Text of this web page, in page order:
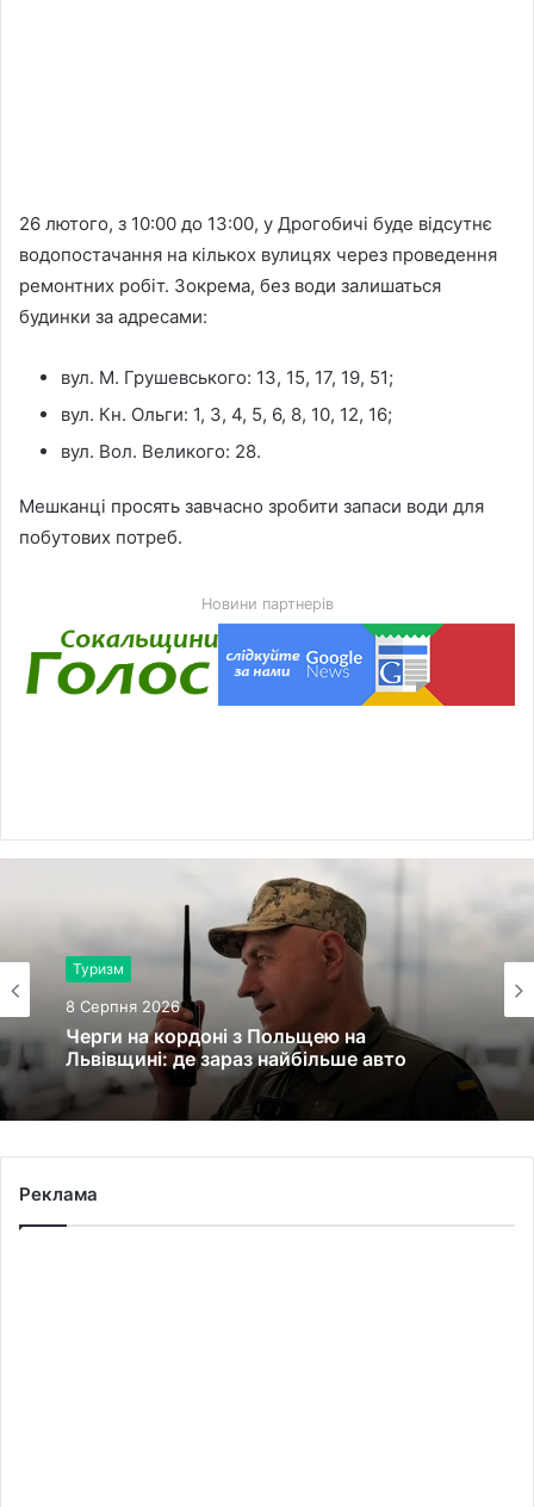
26 лютого, з 10:00 до 13:00, у Дрогобичі буде відсутнє
водопостачання на кількох вулицях через проведення
ремонтних робіт. Зокрема, без води залишаться
будинки за адресами:
вул. М. Грушевського: 13, 15, 17, 19, 51;
вул. Кн. Ольги: 1, 3, 4, 5, 6, 8, 10, 12, 16;
вул. Вол. Великого: 28.
Мешканці просять завчасно зробити запаси води для
побутових потреб.
Новини партнерів
Туризм
8 Серпня 2026
Черги на кордоні з Польщею на
Львівщині: де зараз найбільше авто
Реклама